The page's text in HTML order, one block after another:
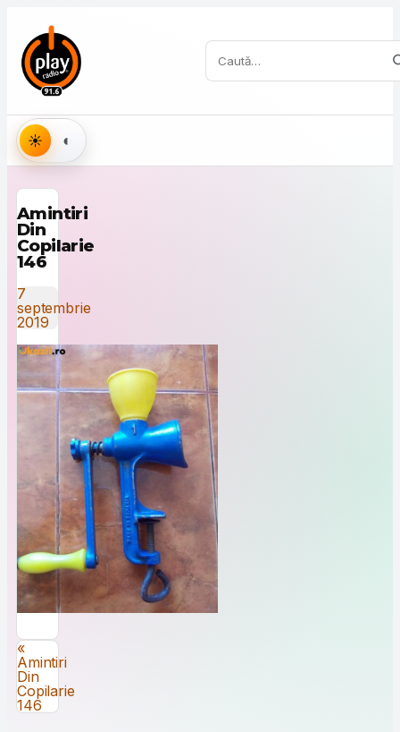
Caută:
Aspect
Amintiri
Din
Copilarie
146
7
septembrie
2019
Navigare în articole
«
Amintiri
Din
Copilarie
146